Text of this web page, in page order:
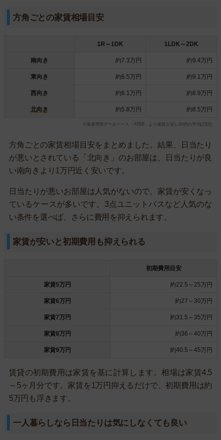
方角ごとの家賃相場目安
1R～1DK 1LDK～2DK
南向き 約7.3万円 約9.4万円
東向き 約6.5万円 約9.1万円
西向き 約6.1万円 約8.9万円
北向き 約5.8万円 約8.5万円
※業者専用データベース「ATBB」より家賃が安い30件の平均(23区)
方角ごとの家賃相場目安をまとめました。結果、日当たり
が悪いとされている「北向き」のお部屋は、日当たりが良
い南向きより1万円近く安いです。
日当たりが悪いお部屋は人気がないので、家賃が安くなっ
ているケースが多いです。3点ユニットバスなど人気のな
い条件を選べば、さらに費用を抑えられます。
家賃が安いと初期費用も抑えられる
初期費用目安
家賃5万円 約22.5～25万円
家賃6万円 約27～30万円
家賃7万円 約31.5～35万円
家賃8万円 約36～40万円
家賃9万円 約40.5～45万円
賃貸の初期費用は家賃を基に計算します。相場は家賃4.5
～5ヶ月分です。家賃を1万円抑えるだけで、初期費用は約
5万円も浮きます。
一人暮らしなら日当たりは気にしなくても良い